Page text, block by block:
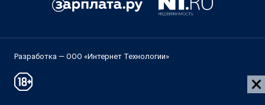
Разработка — ООО «Интернет Технологии»